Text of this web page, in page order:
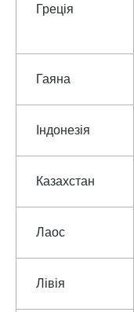
Греція
Гаяна
Індонезія
Казахстан
Лаос
Лівія